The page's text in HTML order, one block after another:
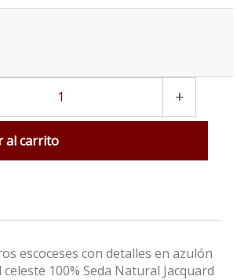
+
al carrito
escoceses con detalles en azulón
100% Seda Natural Jacquard